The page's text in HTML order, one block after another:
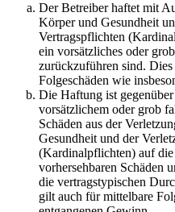
Der Betreiber haftet mit
Körper und Gesundheit
Vertragspflichten
ein vorsätzliches oder
zurückzuführen sind.
Folgeschäden wie
Die Haftung ist
vorsätzlichem oder grob
Schäden aus der
Gesundheit und der
(Kardinalpflichten) auf die
vorhersehbaren Schäden
die vertragstypischen
gilt auch für mittelbare